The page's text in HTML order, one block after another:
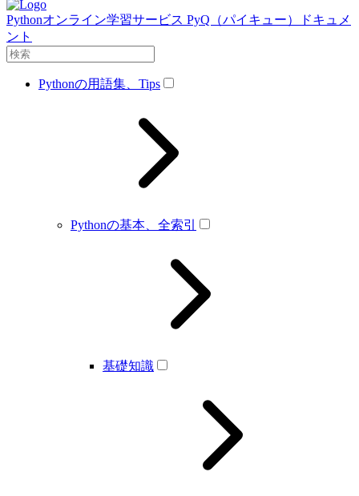
Pythonオンライン学習サービス PyQ（パイキュー）ドキュメ
ント
Pythonの用語集、Tips
Pythonの基本、全索引
基礎知識